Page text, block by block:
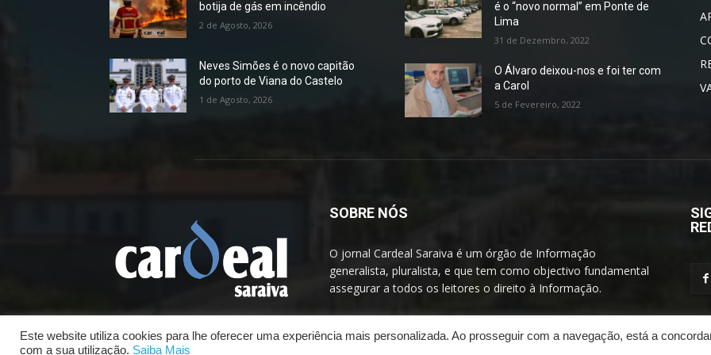
botija de gás em incêndio
2 de Agosto, 2026
Neves Simões é o novo capitão
do porto de Viana do Castelo
1 de Agosto, 2026
é o “novo normal” em Ponte de
Lima
31 de Dezembro, 2022
O Álvaro deixou-nos e foi ter com
a Carol
5 de Fevereiro, 2022
SOBRE NÓS
O jornal Cardeal Saraiva é um órgão de Informação
generalista, pluralista, e que tem como objectivo fundamental
assegurar a todos os leitores o direito à Informação.
Este website utiliza cookies para lhe oferecer uma experiência mais personalizada. Ao prosseguir com a navegação, está a
com a sua utilização. Saiba Mais